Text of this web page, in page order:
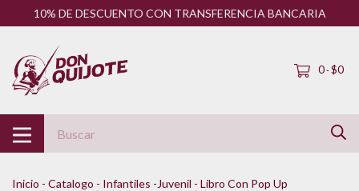
10% DE DESCUENTO CON TRANSFERENCIA BANCARIA
0-$0
Inicio - Catalogo - Infantiles -Juvenil - Libro Con Pop Up